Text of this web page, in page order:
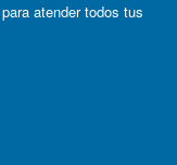
atender todos tus